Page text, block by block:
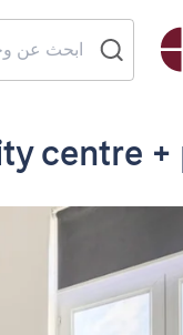
centre +